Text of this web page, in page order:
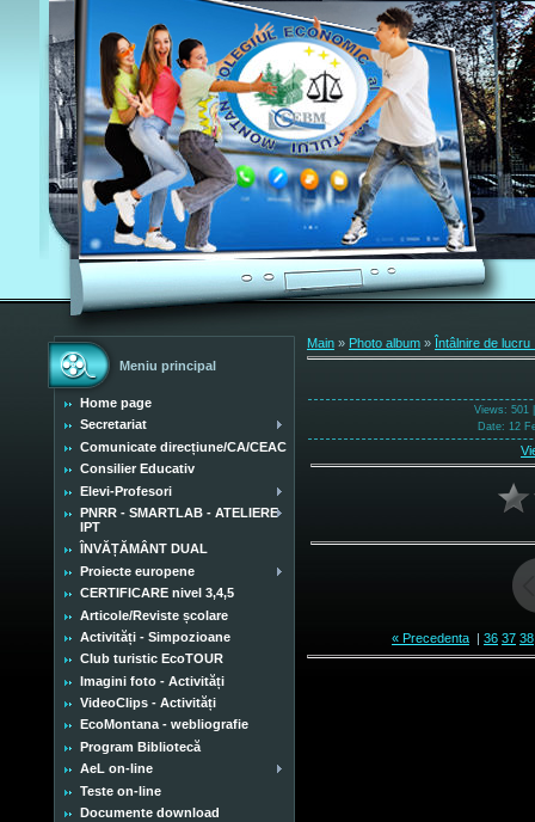
Meniu principal
Home page
Secretariat
Comunicate direcțiune/CA/CEAC
Consilier Educativ
Elevi-Profesori
PNRR - SMARTLAB - ATELIERE
IPT
ÎNVĂȚĂMÂNT DUAL
Proiecte europene
CERTIFICARE nivel 3,4,5
Articole/Reviste școlare
Activități - Simpozioane
Club turistic EcoTOUR
Imagini foto - Activități
VideoClips - Activități
EcoMontana - webliografie
Program Bibliotecă
AeL on-line
Teste on-line
Documente download
Main » Photo album » Întâlnire de lucru
Views: 501
Date: 12
« Precedenta | 36 37 38